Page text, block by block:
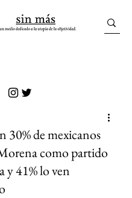
30% de mexicanos
como partido
y 41% lo ven